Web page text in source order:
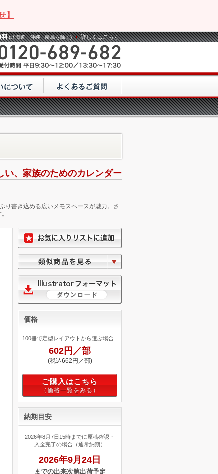
】
料 (北海道・沖縄・離島を除く) 詳しくはこちら
い、家族のためのカレンダー
り書き込める広いメモスペースが魅力。さ
価格
100冊で定型レイアウトから選ぶ場合
602円／部
(税込662円／部)
ご購入はこちら
納期目安
2026年8月7日15時までに原稿確認・
入金完了の場合（通常納期）
2026年9月24日
までの出来次第出荷予定